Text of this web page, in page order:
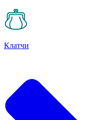
Клатчи